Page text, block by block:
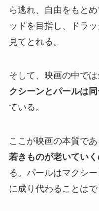
ら逃れ、自由をもと
ッドを目指し、ドラ
見てとれる。
そして、映画の中で
クシーンとパールは
ている。
ここが映画の本質で
若きものが老いてい
る。パールはマクシ
に成り代わることはで